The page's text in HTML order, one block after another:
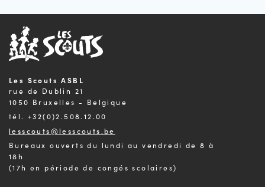
Les Scouts ASBL
rue de Dublin 21
1050 Bruxelles - Belgique
tél. +32(0)2.508.12.00
lesscouts@lesscouts.be
Bureaux ouverts du lundi au vendredi de 8 à
18h
(17h en période de congés scolaires)